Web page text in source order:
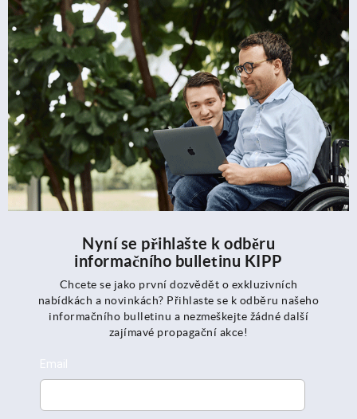
Nyní se přihlašte k odběru
informačního bulletinu KIPP
Chcete se jako první dozvědět o exkluzivních
nabídkách a novinkách? Přihlaste se k odběru našeho
informačního bulletinu a nezmeškejte žádné další
zajímavé propagační akce!